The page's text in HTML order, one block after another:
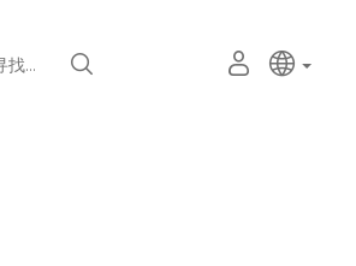
寻找
语
言
主动语
中文